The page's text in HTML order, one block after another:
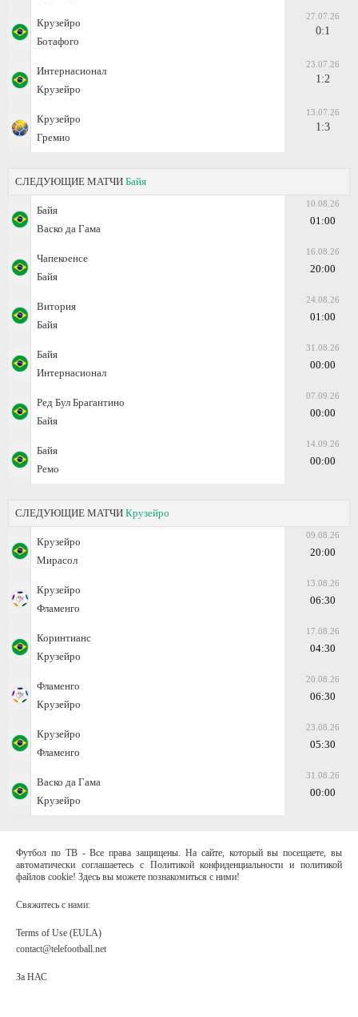
Крузейро
Ботафого
27.07.26
0:1
Интернасионал
Крузейро
23.07.26
1:2
Крузейро
Гремио
13.07.26
1:3
СЛЕДУЮЩИЕ МАТЧИ Байя
Байя
Васко да Гама
10.08.26
01:00
Чапекоенсе
Байя
16.08.26
20:00
Витория
Байя
24.08.26
01:00
Байя
Интернасионал
31.08.26
00:00
Ред Бул Брагантино
Байя
07.09.26
00:00
Байя
Ремо
14.09.26
00:00
СЛЕДУЮЩИЕ МАТЧИ Крузейро
Крузейро
Мирасол
09.08.26
20:00
Крузейро
Фламенго
13.08.26
06:30
Коринтианс
Крузейро
17.08.26
04:30
Фламенго
Крузейро
20.08.26
06:30
Крузейро
Фламенго
23.08.26
05:30
Васко да Гама
Крузейро
31.08.26
00:00
Футбол по ТВ - Все права защищены. На сайте, который вы посещаете, вы
автоматически соглашаетесь с Политикой конфиденциальности и политикой
файлов cookie! Здесь вы можете познакомиться с ними!
Свяжитесь с нами:
Terms of Use (EULA)
contact@telefootball.net
За НАС